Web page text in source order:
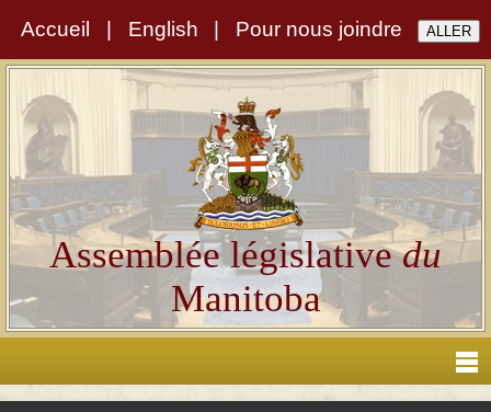
Accueil English Pour nous joindre
Assemblée législativedu
Manitoba